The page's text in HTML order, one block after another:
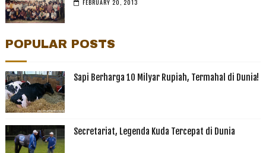
FEBRUARY 20, 2013
POPULAR POSTS
Sapi Berharga 10 Milyar Rupiah, Termahal di Dunia!
Secretariat, Legenda Kuda Tercepat di Dunia